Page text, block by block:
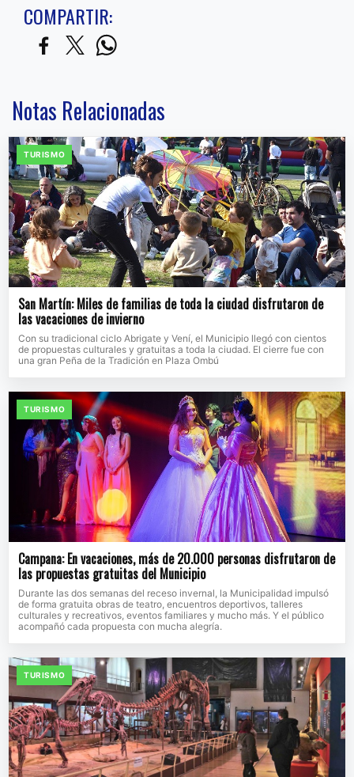
COMPARTIR:
Notas Relacionadas
TURISMO
San Martín: Miles de familias de toda la ciudad disfrutaron de
las vacaciones de invierno
Con su tradicional ciclo Abrigate y Vení, el Municipio llegó con cientos
de propuestas culturales y gratuitas a toda la ciudad. El cierre fue con
una gran Peña de la Tradición en Plaza Ombú
TURISMO
Campana: En vacaciones, más de 20.000 personas disfrutaron de
las propuestas gratuitas del Municipio
Durante las dos semanas del receso invernal, la Municipalidad impulsó
de forma gratuita obras de teatro, encuentros deportivos, talleres
culturales y recreativos, eventos familiares y mucho más. Y el público
acompañó cada propuesta con mucha alegría.
TURISMO